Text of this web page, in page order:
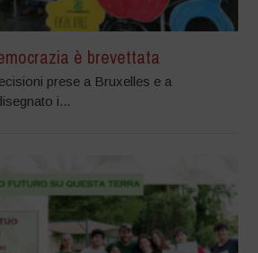
è brevettata
prese a Bruxelles e a
i...